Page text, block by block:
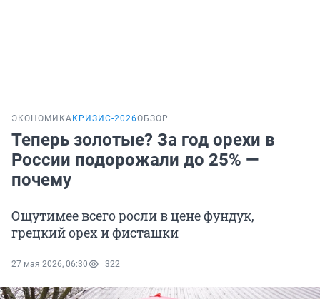
ЭКОНОМИКА КРИЗИС-2026ОБЗОР
Теперь золотые? За год орехи в
России подорожали до 25% —
почему
Ощутимее всего росли в цене фундук,
грецкий орех и фисташки
27 мая 2026, 06:30 322